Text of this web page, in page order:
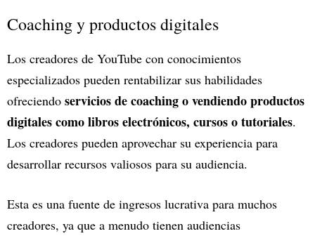
Coaching y productos digitales
Los creadores de YouTube con conocimientos
especializados pueden rentabilizar sus habilidades
ofreciendo servicios de coaching o vendiendo productos
digitales como libros electrónicos, cursos o tutoriales.
Los creadores pueden aprovechar su experiencia para
desarrollar recursos valiosos para su audiencia.
Esta es una fuente de ingresos lucrativa para muchos
creadores, ya que a menudo tienen audiencias